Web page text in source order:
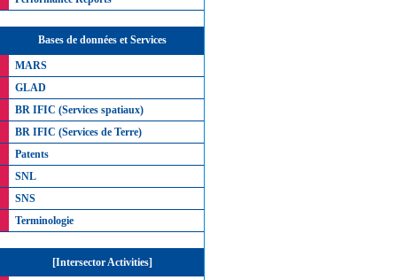
Bases de données et Services
MARS
GLAD
BR IFIC (Services spatiaux)
BR IFIC (Services de Terre)
Patents
SNL
SNS
Terminologie
[Intersector Activities]